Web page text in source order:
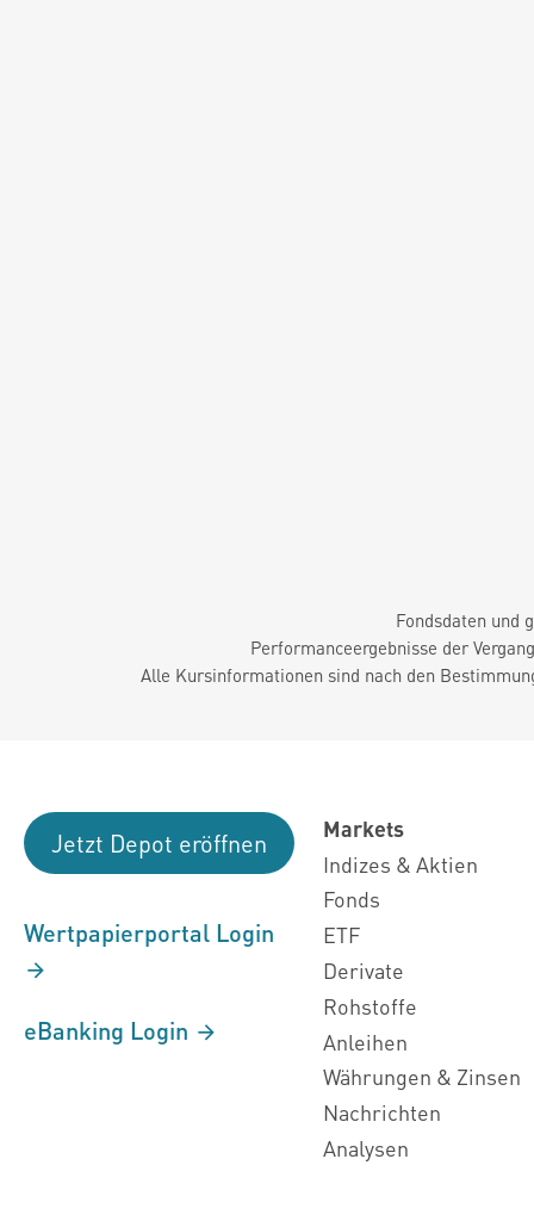
Fondsdaten und
Performanceergebnisse der
Alle Kursinformationen sind nach den
Jetzt Depot eröffnen
Wertpapierportal Login
eBanking Login
Markets
Indizes & Aktien
Fonds
ETF
Derivate
Rohstoffe
Anleihen
Währungen & Zinsen
Nachrichten
Analysen